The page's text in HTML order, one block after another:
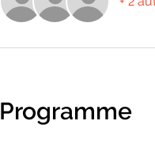
Programme